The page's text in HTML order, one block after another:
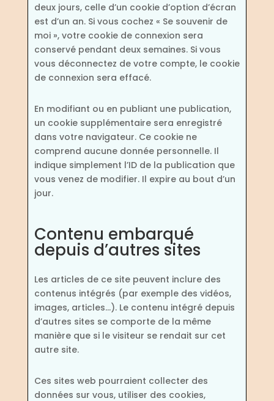
deux jours, celle d’un cookie d’option d’écran
est d’un an. Si vous cochez « Se souvenir de
moi », votre cookie de connexion sera
conservé pendant deux semaines. Si vous
vous déconnectez de votre compte, le cookie
de connexion sera effacé.
En modifiant ou en publiant une publication,
un cookie supplémentaire sera enregistré
dans votre navigateur. Ce cookie ne
comprend aucune donnée personnelle. Il
indique simplement l’ID de la publication que
vous venez de modifier. Il expire au bout d’un
jour.
Contenu embarqué
depuis d’autres sites
Les articles de ce site peuvent inclure des
contenus intégrés (par exemple des vidéos,
images, articles…). Le contenu intégré depuis
d’autres sites se comporte de la même
manière que si le visiteur se rendait sur cet
autre site.
Ces sites web pourraient collecter des
données sur vous, utiliser des cookies,